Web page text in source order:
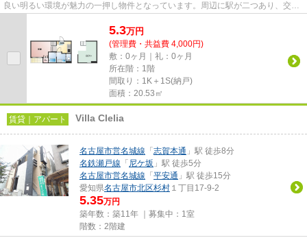
良い明るい環境が魅力の一押し物件となっています。周辺に駅が二つあり、交通
5.3万円
(管理費・共益費 4,000円)
敷：0ヶ月｜礼：0ヶ月
所在階：1階
間取り：1K＋1S(納戸)
面積：20.53㎡
賃貸｜アパート Villa Clelia
名古屋市営名城線 「 志賀本通 」駅 徒歩8分
名鉄瀬戸線 「 尼ケ坂 」駅 徒歩5分
名古屋市営名城線 「 平安通 」駅 徒歩15分
愛知県名古屋市北区杉村 １丁目17-9-2
5.35万円
築年数：築11年 ｜募集中： 1室
階数：2階建